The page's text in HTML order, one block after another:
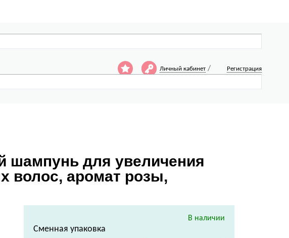
Личный кабинет / Регистрация
шампунь для увеличения
волос, аромат розы,
В наличии
Сменная упаковка